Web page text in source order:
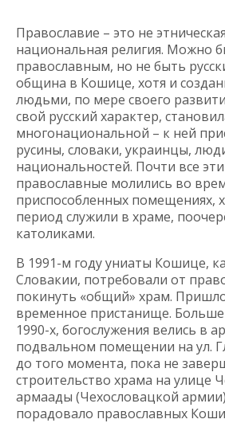
Православие – это не
национальная религия. Можно
православным, но не быть
община в Кошице, хотя и
людьми, по мере своего
свой русский характер,
многонациональной – к ней
русины, словаки, украинцы,
национальностей. Почти все
православные молились во
приспособленных помещениях,
период служили в храме,
католиками.
В 1991-м году униаты Кошице,
Словакии, потребовали от
покинуть «общий» храм.
временное пристанище. Больше
1990-х, богослужения велись в
подвальном помещении на ул.
до того момента, пока не
строительство храма на улице
армаады (Чехословацкой
порадовало православных